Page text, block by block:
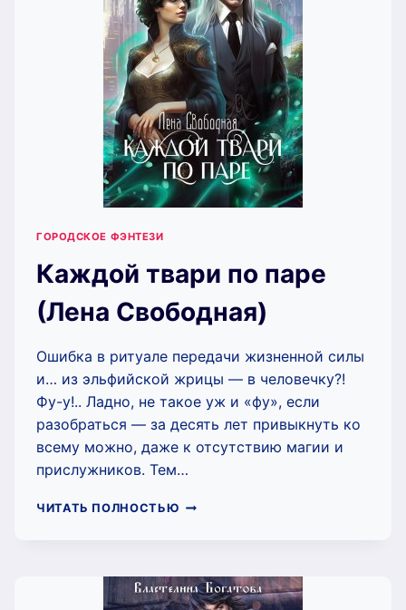
ГОРОДСКОЕ ФЭНТЕЗИ
Каждой твари по паре
(Лена Свободная)
Ошибка в ритуале передачи жизненной силы
и… из эльфийской жрицы — в человечку?!
Фу-у!.. Ладно, не такое уж и «фу», если
разобраться — за десять лет привыкнуть ко
всему можно, даже к отсутствию магии и
прислужников. Тем…
ЧИТАТЬ ПОЛНОСТЬЮ КАЖДОЙ
(ЛЕНА
СВОБОДНАЯ)